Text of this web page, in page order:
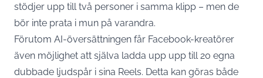
stödjer upp till två personer i samma klipp – men de
bör inte prata i mun på varandra.
Förutom AI-översättningen får Facebook-kreatörer
även möjlighet att själva ladda upp upp till 20 egna
dubbade ljudspår i sina Reels. Detta kan göras både